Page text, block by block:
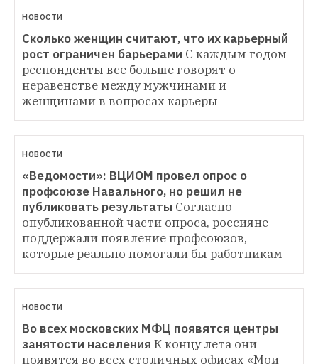
НОВОСТИ
Сколько женщин считают, что их карьерный
рост ограничен барьерами С каждым годом
респонденты все больше говорят о
неравенстве между мужчинами и
женщинами в вопросах карьеры
НОВОСТИ
«Ведомости»: ВЦИОМ провел опрос о
профсоюзе Навального, но решил не
публиковать результаты Согласно
опубликованной части опроса, россияне
поддержали появление профсоюзов,
которые реально помогали бы работникам
НОВОСТИ
Во всех московских МФЦ появятся центры
занятости населения К концу лета они
появятся во всех столичных офисах «Мои